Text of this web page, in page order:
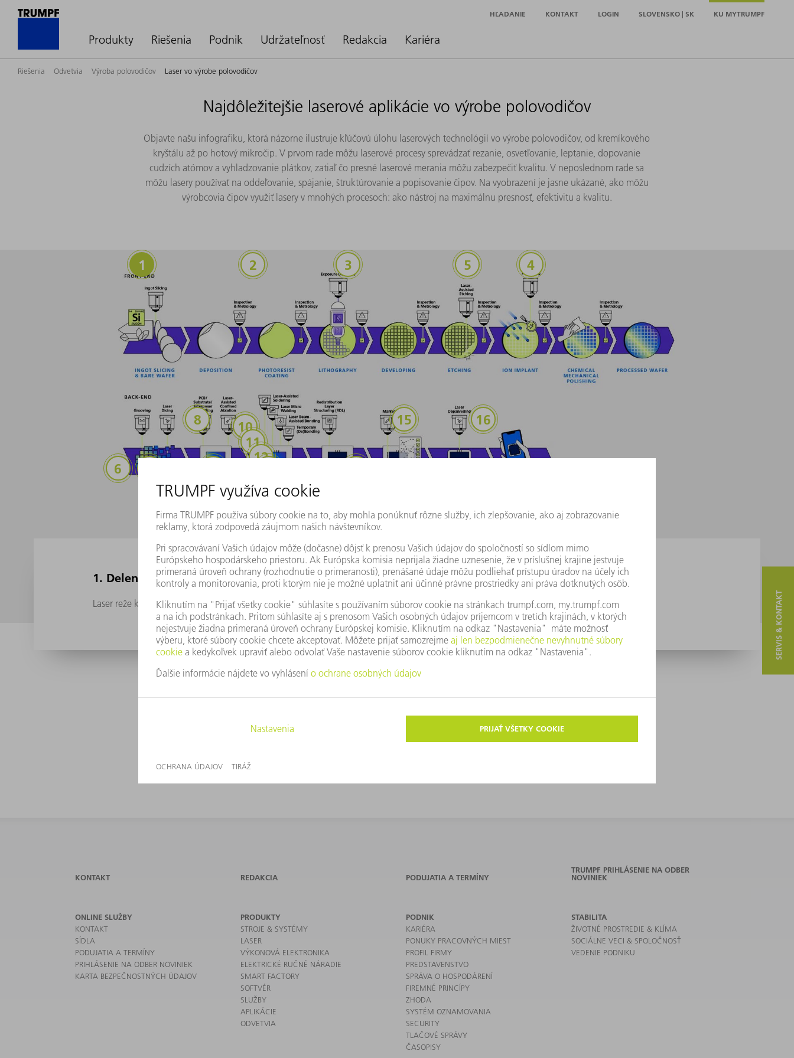
Produkty Riešenia Podnik Udržateľnosť Redakcia Kariéra
HĽADANIE KONTAKT LOGIN SLOVENSKO | SK KU MYTRUMPF
Riešenia Odvetvia Výroba polovodičov Laser vo výrobe polovodičov
Najdôležitejšie laserové aplikácie vo výrobe polovodičov
Objavte našu infografiku, ktorá názorne ilustruje kľúčovú úlohu laserových technológií vo výrobe polovodičov, od kremíkového
kryštálu až po hotový mikročip. V prvom rade môžu laserové procesy sprevádzať rezanie, osvetľovanie, leptanie, dopovanie
cudzích atómov a vyhladzovanie plátkov, zatiaľ čo presné laserové merania môžu zabezpečiť kvalitu. V neposlednom rade sa
môžu lasery používať na oddeľovanie, spájanie, štruktúrovanie a popisovanie čipov. Na vyobrazení je jasne ukázané, ako môžu
výrobcovia čipov využiť lasery v mnohých procesoch: ako nástroj na maximálnu presnosť, efektivitu a kvalitu.
Delenie ingotov Inšpekcia &amp; metrológiaExpozícia DUV/EUV Ohrev laserom
Leptanie za pomoci lasera
Drážkovanie
Dosky plošných spojov/Substráty/Vytváranie prechodových otvorov vo vrstvách
Spájkovanie za pomoci lasera
Mikro zváranie laserom
Spájanie za pomoci lasera
Popisovanie Oddeľovanie laserom
1. Delenie ingotov
Laser reže kremíkový monokryštál na extrémne tenké plátky spôsobom šetrným k materiálu. SERVIS & KONTAKT
KONTAKT REDAKCIA PODUJATIA A TERMÍNY
TRUMPF PRIHLÁSENIE NA ODBER
NOVINIEK
ONLINE SLUŽBY
KONTAKT
SÍDLA
PODUJATIA A TERMÍNY
PRIHLÁSENIE NA ODBER NOVINIEK
KARTA BEZPEČNOSTNÝCH ÚDAJOV
PRODUKTY
STROJE & SYSTÉMY
LASER
VÝKONOVÁ ELEKTRONIKA
ELEKTRICKÉ RUČNÉ NÁRADIE
SMART FACTORY
SOFTVÉR
SLUŽBY
APLIKÁCIE
ODVETVIA
PODNIK
KARIÉRA
PONUKY PRACOVNÝCH MIEST
PROFIL FIRMY
PREDSTAVENSTVO
SPRÁVA O HOSPODÁRENÍ
FIREMNÉ PRINCÍPY
ZHODA
SYSTÉM OZNAMOVANIA
SECURITY
TLAČOVÉ SPRÁVY
ČASOPISY
STABILITA
ŽIVOTNÉ PROSTREDIE & KLÍMA
SOCIÁLNE VECI & SPOLOČNOSŤ
VEDENIE PODNIKU